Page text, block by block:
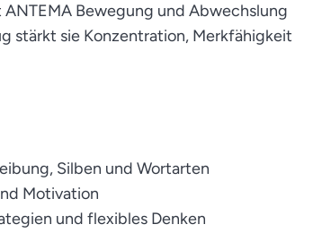
Bewegung und Abwechslung
stärkt sie Konzentration, Merkfähigkeit
Silben und Wortarten
Motivation
und flexibles Denken